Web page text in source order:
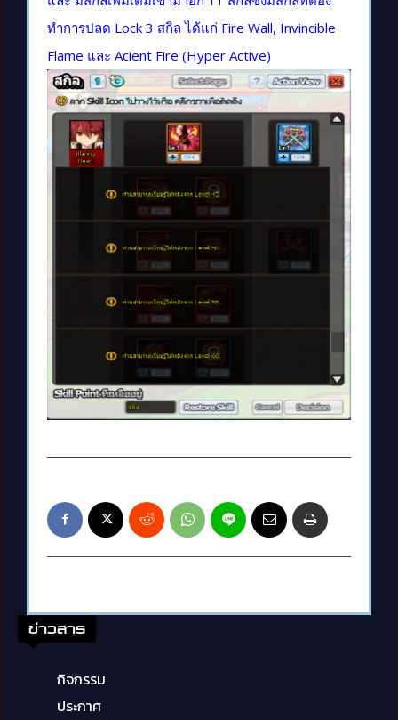
ทำการปลด Lock 3 สกิล ได้แก่ Fire Wall, Invincible
Flame และ Acient Fire (Hyper Active)
ข่าวสาร
กิจกรรม
ประกาศ